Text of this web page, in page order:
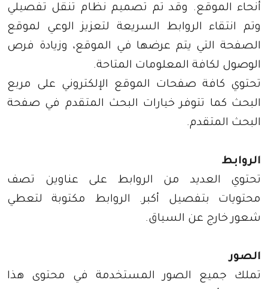
أنحاء الموقع. وقد تم تصميم نظام تنقل تفصيلي
وتم انتقاء الروابط السريعة لتعزيز الوعي لموقع
الصفحة التي يتم عرضها في الموقع، وزيادة فرص
الوصول لكافة المعلومات المتاحة.
تحتوي كافة صفحات الموقع الإلكتروني على مربع
البحث كما تتوفر خيارات البحث المتقدم في صفحة
البحث المتقدم.
الروابط
تحتوي العديد من الروابط على عناوين تصف
محتويات بتفصيل أكبر. الروابط مكتوبة لتعطي
شعور خارج عن السياق.
الصور
تملك جميع الصور المستخدمة في محتوى هذا